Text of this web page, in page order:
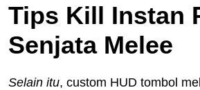
Tips Kill Instan
Senjata Melee
Selain itu, custom HUD tombol